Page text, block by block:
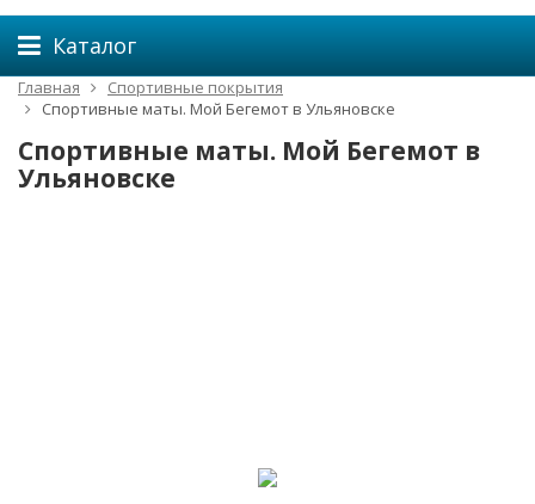
Каталог
Главная
Спортивные покрытия
Спортивные маты. Мой Бегемот в Ульяновске
Спортивные маты. Мой Бегемот в
Ульяновске